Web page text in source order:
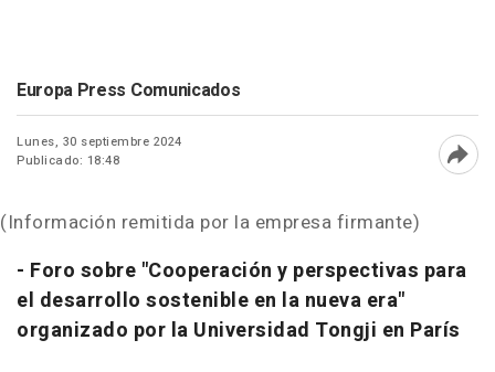
Europa Press Comunicados
Lunes, 30 septiembre 2024
Publicado: 18:48
(Información remitida por la empresa firmante)
- Foro sobre "Cooperación y perspectivas para
el desarrollo sostenible en la nueva era"
organizado por la Universidad Tongji en París